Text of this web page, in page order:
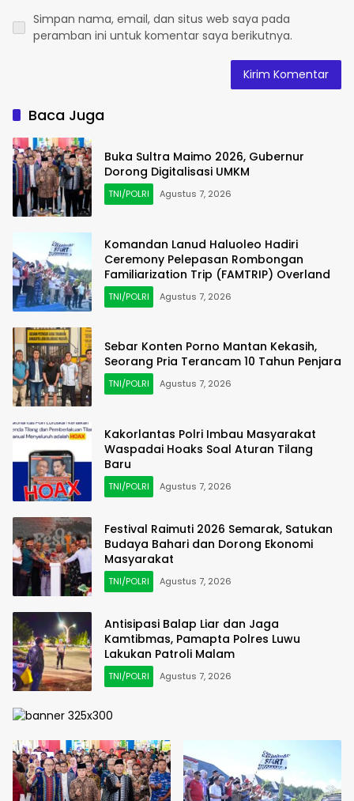
Simpan nama, email, dan situs web saya pada
peramban ini untuk komentar saya berikutnya.
Baca Juga
Buka Sultra Maimo 2026, Gubernur
Dorong Digitalisasi UMKM
TNI/POLRI Agustus 7, 2026
Komandan Lanud Haluoleo Hadiri
Ceremony Pelepasan Rombongan
Familiarization Trip (FAMTRIP) Overland
TNI/POLRI Agustus 7, 2026
Sebar Konten Porno Mantan Kekasih,
Seorang Pria Terancam 10 Tahun Penjara
TNI/POLRI Agustus 7, 2026
Kakorlantas Polri Imbau Masyarakat
Waspadai Hoaks Soal Aturan Tilang
Baru
TNI/POLRI Agustus 7, 2026
Festival Raimuti 2026 Semarak, Satukan
Budaya Bahari dan Dorong Ekonomi
Masyarakat
TNI/POLRI Agustus 7, 2026
Antisipasi Balap Liar dan Jaga
Kamtibmas, Pamapta Polres Luwu
Lakukan Patroli Malam
TNI/POLRI Agustus 7, 2026